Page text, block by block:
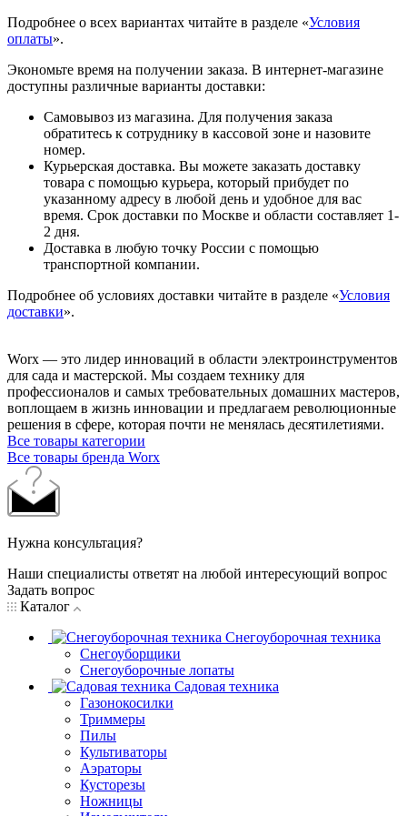
Подробнее о всех вариантах читайте в разделе «Условия
оплаты».
Экономьте время на получении заказа. В интернет-магазине
доступны различные варианты доставки:
Самовывоз из магазина. Для получения заказа
обратитесь к сотруднику в кассовой зоне и назовите
номер.
Курьерская доставка. Вы можете заказать доставку
товара с помощью курьера, который прибудет по
указанному адресу в любой день и удобное для вас
время. Срок доставки по Москве и области составляет 1-
2 дня.
Доставка в любую точку России с помощью
транспортной компании.
Подробнее об условиях доставки читайте в разделе «Условия
доставки».
Worx — это лидер инноваций в области электроинструментов
для сада и мастерcкой. Мы создаем технику для
профессионалов и самых требовательных домашних мастеров,
воплощаем в жизнь инновации и предлагаем революционные
решения в сфере, которая почти не менялась десятилетиями.
Все товары категории
Все товары бренда Worx
Нужна консультация?
Наши специалисты ответят на любой интересующий вопрос
Задать вопрос
Каталог
Снегоуборочная техника
Снегоуборщики
Снегоуборочные лопаты
Садовая техника
Газонокосилки
Триммеры
Пилы
Культиваторы
Аэраторы
Кусторезы
Ножницы